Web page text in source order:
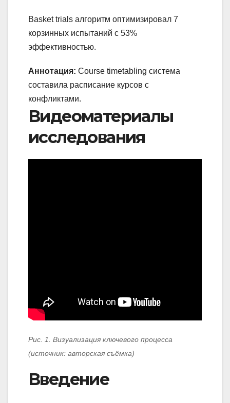
Basket trials алгоритм оптимизировал 7
корзинных испытаний с 53%
эффективностью.
Аннотация: Course timetabling система
составила расписание курсов с
конфликтами.
Видеоматериалы
исследования
Рис. 1. Визуализация ключевого процесса
(источник: авторская съёмка)
Введение